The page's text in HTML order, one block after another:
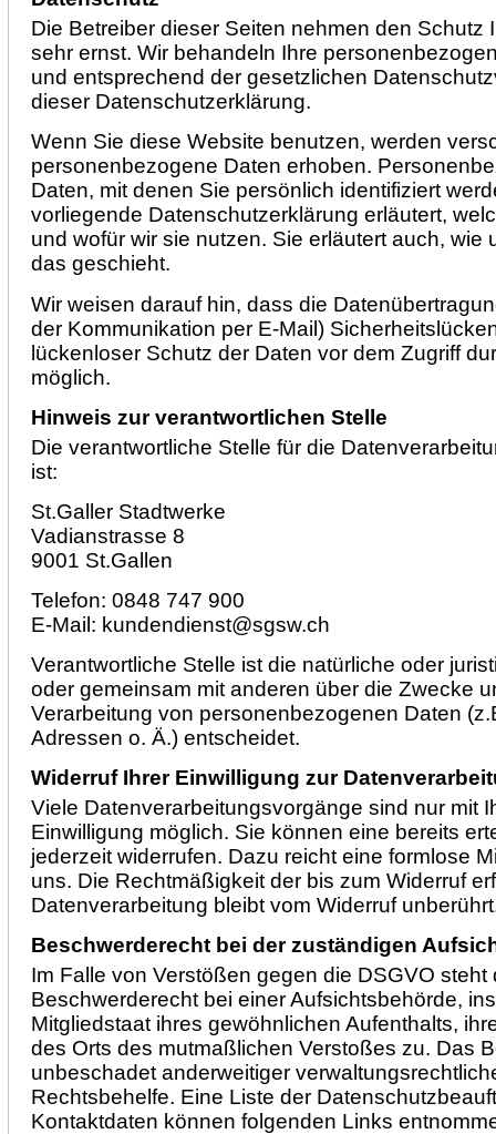
Die Betreiber dieser Seiten nehmen den Schutz
sehr ernst. Wir behandeln Ihre
und entsprechend der gesetzlichen
dieser Datenschutzerklärung.
Wenn Sie diese Website benutzen, werden
personenbezogene Daten erhoben.
Daten, mit denen Sie persönlich identifiziert
vorliegende Datenschutzerklärung erläutert,
und wofür wir sie nutzen. Sie erläutert auch, wie
das geschieht.
Wir weisen darauf hin, dass die
der Kommunikation per E-Mail)
lückenloser Schutz der Daten vor dem Zugriff
möglich.
Hinweis zur verantwortlichen Stelle
Die verantwortliche Stelle für die
ist:
St.Galler Stadtwerke
Vadianstrasse 8
9001 St.Gallen
Telefon: 0848 747 900
E-Mail: kundendienst@sgsw.ch
Verantwortliche Stelle ist die natürliche oder
oder gemeinsam mit anderen über die Zwecke
Verarbeitung von personenbezogenen Daten
Adressen o. Ä.) entscheidet.
Widerruf Ihrer Einwilligung zur
Viele Datenverarbeitungsvorgänge sind nur mit
Einwilligung möglich. Sie können eine bereits
jederzeit widerrufen. Dazu reicht eine formlose
uns. Die Rechtmäßigkeit der bis zum Widerruf
Datenverarbeitung bleibt vom Widerruf
Beschwerderecht bei der zuständigen
Im Falle von Verstößen gegen die DSGVO steht
Beschwerderecht bei einer Aufsichtsbehörde,
Mitgliedstaat ihres gewöhnlichen Aufenthalts,
des Orts des mutmaßlichen Verstoßes zu. Das
unbeschadet anderweitiger
Rechtsbehelfe. Eine Liste der
Kontaktdaten können folgenden Links